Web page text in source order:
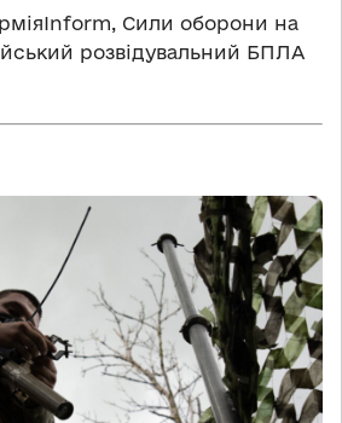
Сили оборони на
розвідувальний БПЛА